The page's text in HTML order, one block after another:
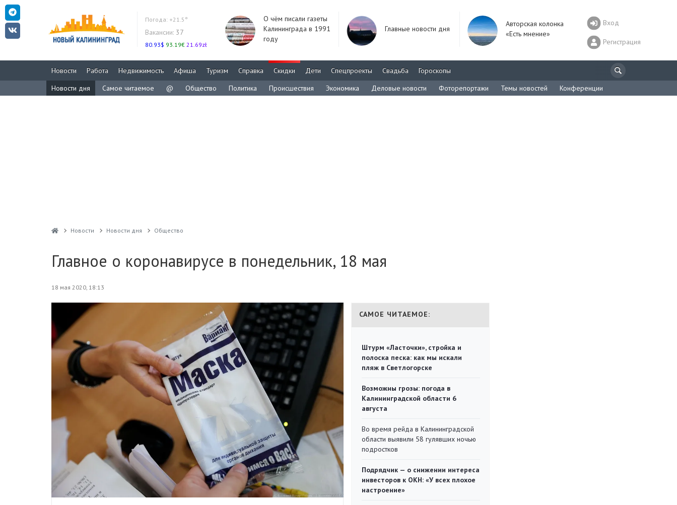
Погода: +21.5°
Вакансии: 37
80.93$ 93.19€ 21.69zł
О чём писали газеты
Калининграда в 1991
году
Главные новости дня
Авторская колонка
«Есть мнение»
Вход
Регистрация
Новости Работа Недвижимость Афиша Туризм Справка Скидки Дети Спецпроекты Свадьба
Гороскопы
Новости дня
Самое читаемое @ Общество Политика Происшествия Экономика Деловые новости Фоторепортажи Темы новостей Конференции
Новости Новости дня Общество
Главное о коронавирусе в понедельник, 18 мая
18 мая 2020, 18:13
САМОЕ ЧИТАЕМОЕ:
Штурм «Ласточки», стройка и
полоска песка: как мы искали
пляж в Светлогорске
Возможны грозы: погода в
Калининградской области 6
августа
Во время рейда в Калининградской
области выявили 58 гулявших ночью
подростков
Подрядчик — о снижении интереса
инвесторов к ОКН: «У всех плохое
настроение»